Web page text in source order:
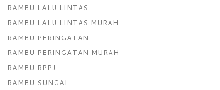
RAMBU LALU LINTAS
RAMBU LALU LINTAS MURAH
RAMBU PERINGATAN
RAMBU PERINGATAN MURAH
RAMBU RPPJ
RAMBU SUNGAI